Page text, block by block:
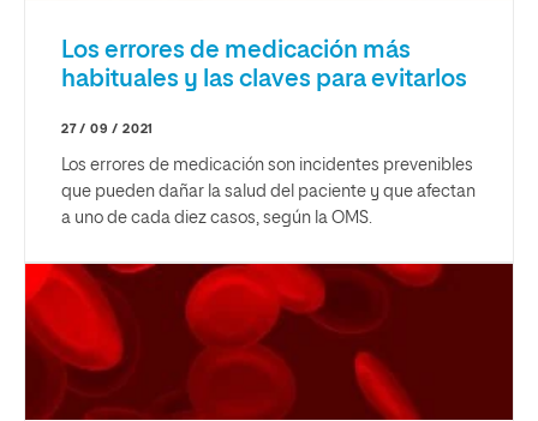
Los errores de medicación más
habituales y las claves para evitarlos
27 / 09 / 2021
Los errores de medicación son incidentes prevenibles
que pueden dañar la salud del paciente y que afectan
a uno de cada diez casos, según la OMS.